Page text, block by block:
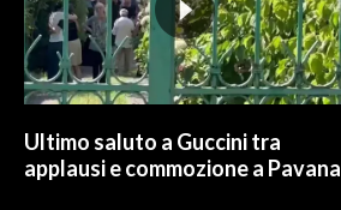
NECROLOGI
PUBBLICITÀ
SPIAGGE
STORE
Ultimo saluto a Guccini tra
applausi e commozione a Pavana